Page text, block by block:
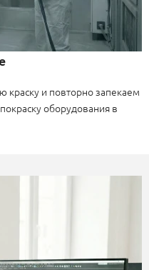
и повторно запекаем
оборудования в